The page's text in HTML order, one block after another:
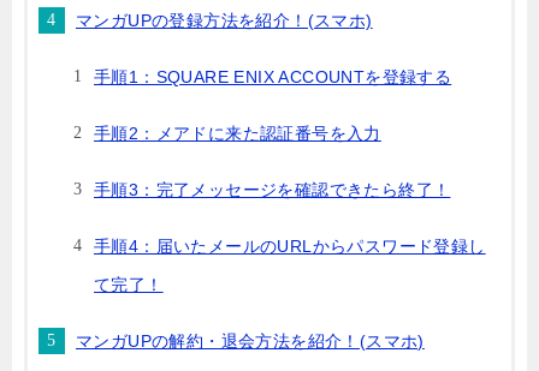
マンガUPの登録方法を紹介！(スマホ)
手順1：SQUARE ENIX ACCOUNTを登録する
手順2：メアドに来た認証番号を入力
手順3：完了メッセージを確認できたら終了！
手順4：届いたメールのURLからパスワード登録し
て完了！
マンガUPの解約・退会方法を紹介！(スマホ)